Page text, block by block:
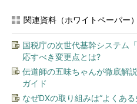
関連資料（ホワイトペーパー）
国税庁の次世代基幹システム
応すべき変更点とは?
伝道師の五味ちゃんが徹底解
ガイド
なぜDXの取り組みは“よくあ